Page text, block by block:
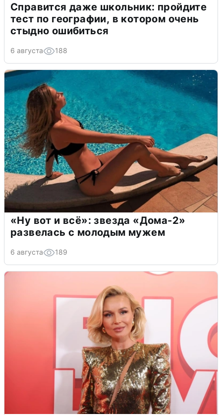
Справится даже школьник: пройдите
тест по географии, в котором очень
стыдно ошибиться
6 августа 188
«Ну вот и всё»: звезда «Дома-2»
развелась с молодым мужем
6 августа 189